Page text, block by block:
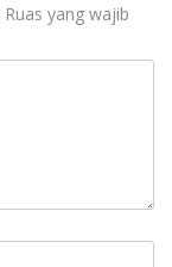
Ruas yang wajib